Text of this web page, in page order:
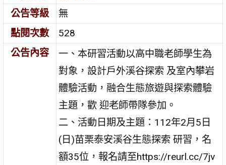
公告等級
無
點閱次數
528
公告內容
一、本研習活動以高中職老師學生為
對象，設計戶外溪谷探索 及室內攀岩
體驗活動，融合生態旅遊與探索體驗
主題，歡 迎老師帶隊參加。
二、活動日期及主題：112年2月5日
(日)苗栗泰安溪谷生態探索 研習，名
額35位，報名請至https://reurl.cc/7jv